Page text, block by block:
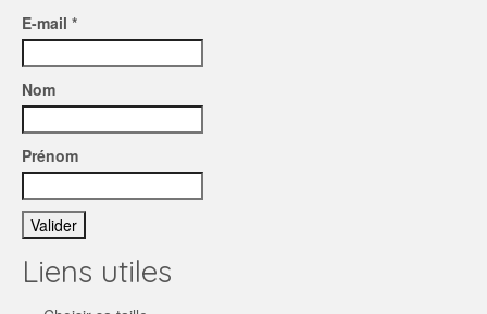
E-mail *
Nom
Prénom
Liens utiles